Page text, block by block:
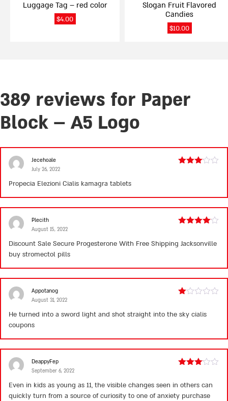
Luggage Tag – red color
$4.00
Slogan Fruit Flavored
Candies
$10.00
389 reviews for Paper
Block – A5 Logo
Jecehoale
July 26, 2022
Propecia Elezioni Cialis kamagra tablets
Plecith
August 15, 2022
Discount Sale Secure Progesterone With Free Shipping Jacksonville
buy stromectol pills
out
Appotanog
August 31, 2022
He turned into a sword light and shot straight into the sky cialis
coupons
of 5
DeappyFep
September 6, 2022
Even in kids as young as 11, the visible changes seen in others can
quickly turn from a source of curiosity to one of anxiety purchase